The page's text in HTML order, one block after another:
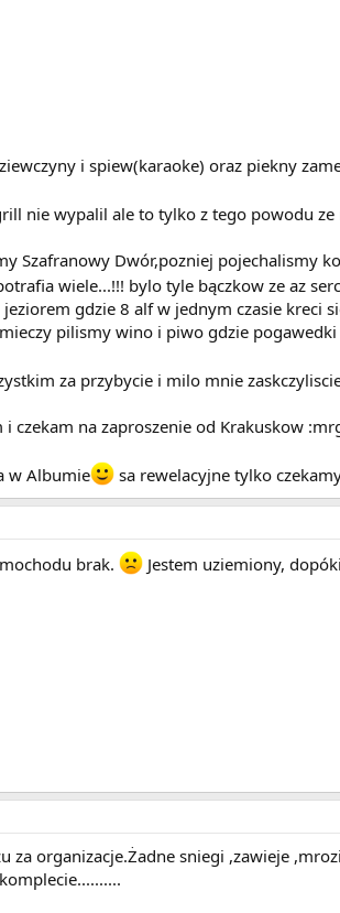
i spiew(karaoke) oraz piekny
nie wypalil ale to tylko z tego powodu
Szafranowy Dwór,pozniej pojechalismy
wiele...!!! bylo tyle bączkow ze az
gdzie 8 alf w jednym czasie kreci
pilismy wino i piwo gdzie
za przybycie i milo mnie
i czekam na zaproszenie od Krakuskow
w Albumie sa rewelacyjne tylko
brak. Jestem uziemiony,
za organizacje.Żadne sniegi ,zawieje